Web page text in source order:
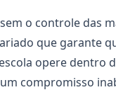
o controle das
que garante
opere dentro
compromisso